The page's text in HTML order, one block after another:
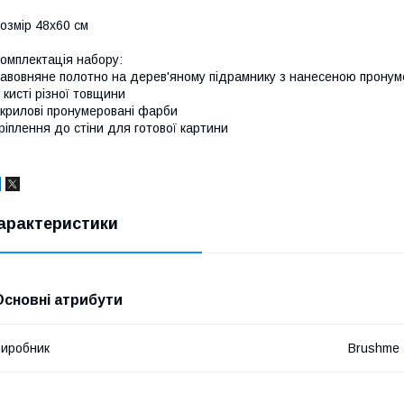
48x60 см
набору:
полотно на дерев'яному підрамнику з нанесеною
кисті різної товщини
пронумеровані фарби
до стіни для готової картини
атрибути
Brushme